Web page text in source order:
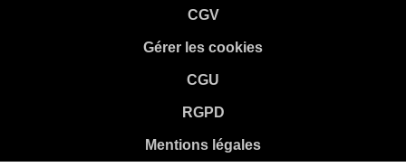
CGV
Gérer les cookies
CGU
RGPD
Mentions légales